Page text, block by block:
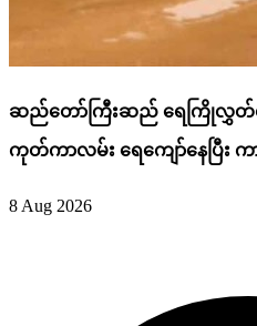
ဆည်တော်ကြီးဆည် ရေကြိုလွှတ်
ကုတ်ကာလမ်း ရေကျော်နေပြီး က
8 Aug 2026